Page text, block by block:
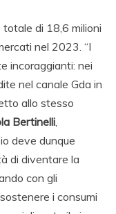
di 18,6 milioni
nel 2023. “I
incoraggianti: nei
nel canale Gda in
allo stesso
Bertinelli
deve dunque
di diventare la
con gli
i consumi